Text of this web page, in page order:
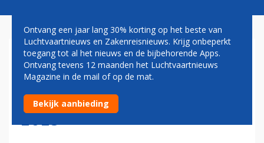
CHINA SOUTHERN AIRLINES
BEVESTIGD ALS DEELNEMER
ZAKENREIS CONFERENCE
2025
Ontvang een jaar lang 30% korting op het beste van
Luchtvaartnieuws en Zakenreisnieuws. Krijg onbeperkt
toegang tot al het nieuws en de bijbehorende Apps.
Ontvang tevens 12 maanden het Luchtvaartnieuws
Magazine in de mail of op de mat.
Bekijk aanbieding